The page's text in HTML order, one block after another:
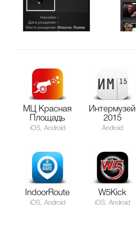
МЦ Красная
Площадь
iOS, Android
Интермузей
2015
Android
IndoorRoute
iOS, Android
W5Kick
iOS, Android